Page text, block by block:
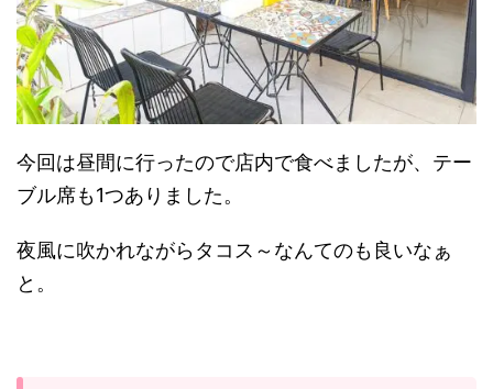
今回は昼間に行ったので店内で食べましたが、テー
ブル席も1つありました。
夜風に吹かれながらタコス～なんてのも良いなぁ
と。